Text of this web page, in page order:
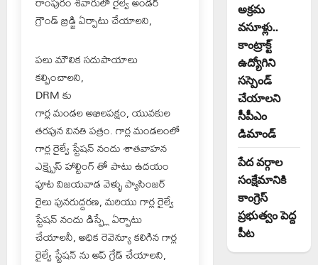
గ్రౌండ్ బ్రిడ్జి ఏర్పాటు చేయాలని,
పలు మౌలిక సదుపాయాలు
కల్పించాలని,
DRM కు
గార్ల మండల అఖిలపక్షం, యువకుల
తరపున వినతి పత్రం. గార్ల మండలంలో
గార్ల రైల్వే స్టేషన్ నందు శాతవాహన
ఎక్స్ప్రెస్ హాల్టింగ్ తో పాటు ఉదయం
పూట విజయవాడ వెళ్ళు ప్యాసింజర్
రైలు పునరుద్దరణ, మరియు గార్ల రైల్వే
స్టేషన్ నందు డిస్ప్లే ఏర్పాటు
చేయాలనీ, అధిక రెవెన్యూ కలిగిన గార్ల
రైల్వే స్టేషన్ ను అప్ గ్రేడ్ చేయాలని,
అక్రమ
వసూళ్లు..
కాంట్రాక్ట్
ఉద్యోగిని
సస్పెండ్
చేయాలని
సీపీఎం
డిమాండ్
పేద వర్గాల
సంక్షేమానికి
కాంగ్రెస్
ప్రభుత్వం పెద్ద
పీట